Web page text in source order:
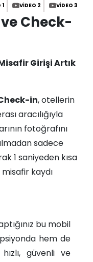
1 VIDEO 2 VIDEO 3
Check-
Girişi Artık
in, otellerin
aracılığıyla
fotoğrafını
sadece
1 saniyeden kısa
misafir kaydı
bu mobil
hem de
güvenli ve